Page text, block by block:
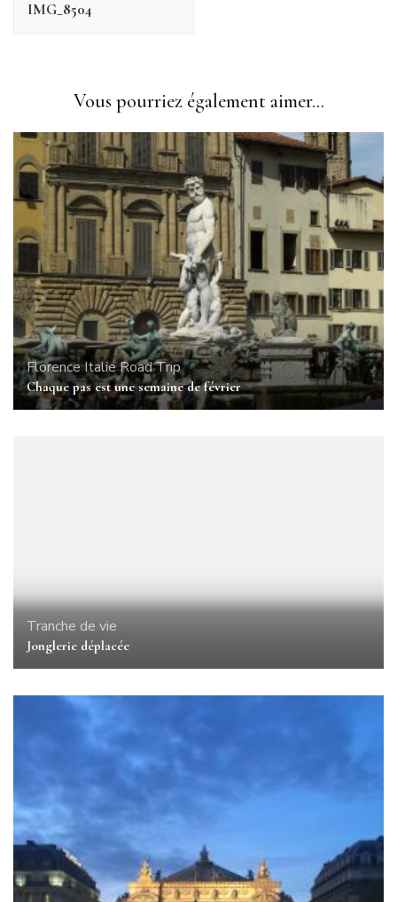
IMG_8504
Vous pourriez également aimer...
FlorenceItalieRoad Trip
Chaque pas est une semaine de février
Tranche de vie
Jonglerie déplacée